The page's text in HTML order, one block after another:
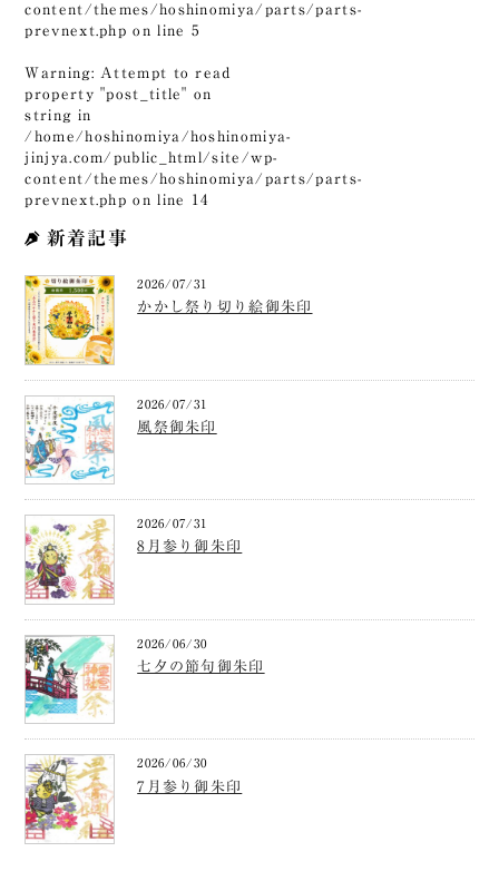
content/themes/hoshinomiya/parts/parts-
prevnext.php on line 5
Warning: Attempt to read
property "post_title" on
string in
/home/hoshinomiya/hoshinomiya-
jinjya.com/public_html/site/wp-
content/themes/hoshinomiya/parts/parts-
prevnext.php on line 14
新着記事
2026/07/31
かかし祭り切り絵御朱印
2026/07/31
風祭御朱印
2026/07/31
8月参り御朱印
2026/06/30
七夕の節句御朱印
2026/06/30
7月参り御朱印